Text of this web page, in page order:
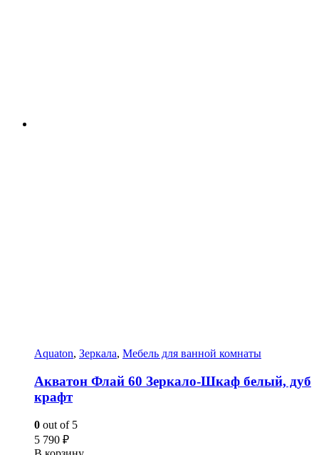
Aquaton, Зеркала, Мебель для ванной комнаты
Акватон Флай 60 Зеркало-Шкаф белый, дуб
крафт
0 out of 5
5 790 ₽